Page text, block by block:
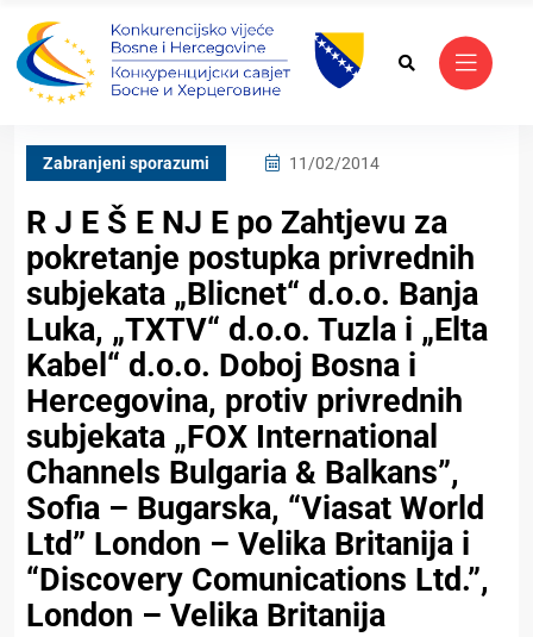
Zabranjeni sporazumi 11/02/2014
R J E Š E NJ E po Zahtjevu za
pokretanje postupka privrednih
subjekata „Blicnet“ d.o.o. Banja
Luka, „TXTV“ d.o.o. Tuzla i „Elta
Kabel“ d.o.o. Doboj Bosna i
Hercegovina, protiv privrednih
subjekata „FOX International
Channels Bulgaria & Balkans”,
Sofia – Bugarska, “Viasat World
Ltd” London – Velika Britanija i
“Discovery Comunications Ltd.”,
London – Velika Britanija